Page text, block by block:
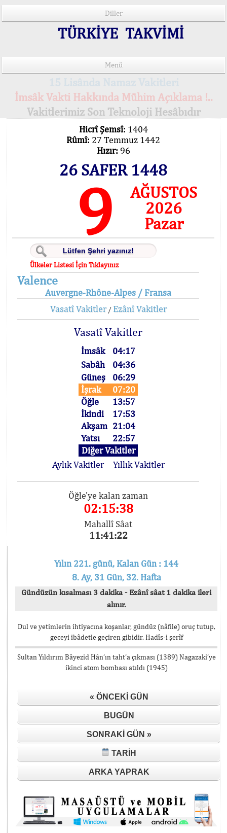
Diller
TÜRKİYE TAKVİMİ
Menü
İmsâk Vakti Hakkında Mühim Açıklama !..
Vakitlerimiz Son Teknoloji Hesâbıdır
Hicrî Şemsî: 1404
Rûmî: 27 Temmuz 1442
Hızır: 96
26 SAFER 1448
9
AĞUSTOS
2026
Pazar
Ülkeler Listesi İçin Tıklayınız
Valence
Auvergne-Rhône-Alpes / Fransa
Vasatî Vakitler/ Ezânî Vakitler
Vasatî Vakitler
İmsâk
04:17
Sabâh
04:36
Güneş
06:29
İşrak
07:20
Öğle
13:57
İkindi
17:53
Akşam 21:04
Yatsı
22:57
Diğer Vakitler
Aylık Vakitler
Yıllık Vakitler
Öğle'ye kalan zaman
02:15:38
Mahallî Sâat
11:41:22
Yılın 221. günü, Kalan Gün : 144
8. Ay, 31 Gün, 32. Hafta
Gündüzün kısalması 3 dakika - Ezânî sâat 1 dakika ileri
alınır.
Dul ve yetimlerin ihtiyacına koşanlar, gündüz (nâfile) oruç tutup,
geceyi ibâdetle geçiren gibidir. Hadîs-i şerîf
Sultan Yıldırım Bâyezid Hân’ın taht’a çıkması (1389) Nagazaki’ye
ikinci atom bombası atıldı (1945)
« ÖNCEKI GÜN
BUGÜN
SONRAKI GÜN »
TARIH
ARKA YAPRAK